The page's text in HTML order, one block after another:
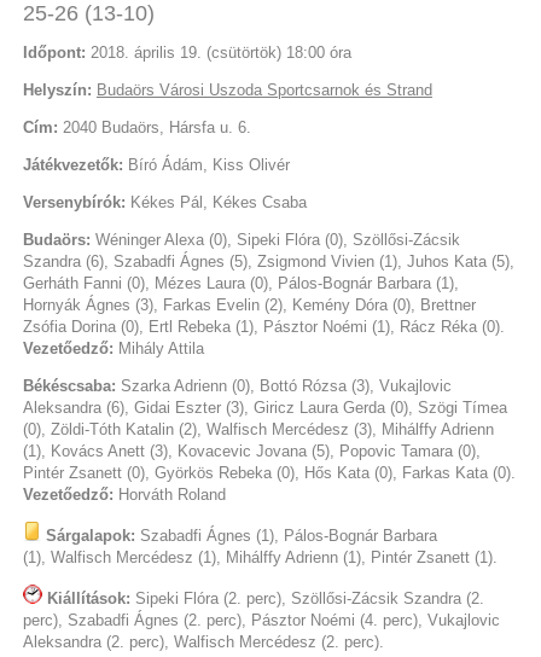
25-26 (13-10)
Időpont: 2018. április 19. (csütörtök) 18:00 óra
Helyszín: Budaörs Városi Uszoda Sportcsarnok és Strand
Cím: 2040 Budaörs, Hársfa u. 6.
Játékvezetők: Bíró Ádám, Kiss Olivér
Versenybírók: Kékes Pál, Kékes Csaba
Budaörs: Wéninger Alexa (0), Sipeki Flóra (0), Szöllősi-Zácsik
Szandra (6), Szabadfi Ágnes (5), Zsigmond Vivien (1), Juhos Kata (5),
Gerháth Fanni (0), Mézes Laura (0), Pálos-Bognár Barbara (1),
Hornyák Ágnes (3), Farkas Evelin (2), Kemény Dóra (0), Brettner
Zsófia Dorina (0), Ertl Rebeka (1), Pásztor Noémi (1), Rácz Réka (0).
Vezetőedző: Mihály Attila
Békéscsaba: Szarka Adrienn (0), Bottó Rózsa (3), Vukajlovic
Aleksandra (6), Gidai Eszter (3), Giricz Laura Gerda (0), Szögi Tímea
(0), Zöldi-Tóth Katalin (2), Walfisch Mercédesz (3), Mihálffy Adrienn
(1), Kovács Anett (3), Kovacevic Jovana (5), Popovic Tamara (0),
Pintér Zsanett (0), Györkös Rebeka (0), Hős Kata (0), Farkas Kata (0).
Vezetőedző: Horváth Roland
Sárgalapok: Szabadfi Ágnes (1), Pálos-Bognár Barbara
(1), Walfisch Mercédesz (1), Mihálffy Adrienn (1), Pintér Zsanett (1).
Kiállítások: Sipeki Flóra (2. perc), Szöllősi-Zácsik Szandra (2.
perc), Szabadfi Ágnes (2. perc), Pásztor Noémi (4. perc), Vukajlovic
Aleksandra (2. perc), Walfisch Mercédesz (2. perc).